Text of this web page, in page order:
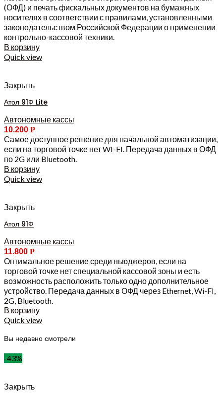
(ОФД) и печать фискальных документов на бумажных
носителях в соответствии с правилами, установленными
законодательством Российской Федерации о применении
контрольно-кассовой техники.
В корзину
Quick view
Закрыть
Атол 91Ф Lite
Автономные кассы
10.200 Р
Самое доступное решение для начальной автоматизации,
если на торговой точке нет WI-FI. Передача данных в ОФД
по 2G или Bluetooth.
В корзину
Quick view
Закрыть
Атол 91Ф
Автономные кассы
11.800 Р
Оптимальное решение среди ньюджеров, если на
торговой точке нет специальной кассовой зоны и есть
возможность расположить только одно дополнительное
устройство. Передача данных в ОФД через Ethernet, Wi-FI,
2G, Bluetooth.
В корзину
Quick view
Вы недавно смотрели
-43%
Закрыть